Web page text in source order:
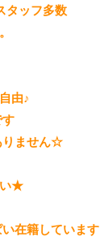
ッフ多数
由♪
す
りません☆
い★
在籍しています